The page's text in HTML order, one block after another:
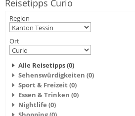
Reisetipps Curio
Region
Ort
Alle Reisetipps (0)
Sehenswürdigkeiten (0)
Sport & Freizeit (0)
Essen & Trinken (0)
Nightlife (0)